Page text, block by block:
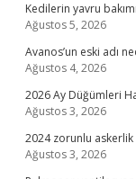
Kedilerin yavru
Ağustos 5, 2026
Avanos’un eski adı
Ağustos 4, 2026
2026 Ay Düğümleri
Ağustos 3, 2026
2024 zorunlu askerlik
Ağustos 3, 2026